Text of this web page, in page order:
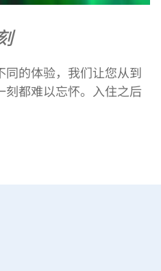
的体验，我们让您从到
刻都难以忘怀。入住之后